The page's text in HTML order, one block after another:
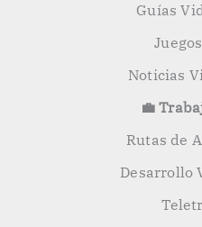
Guías
Noticias
💼
Rutas de
Desarrollo